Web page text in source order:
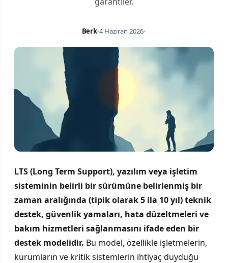
Berk•4 Haziran 2026•
LTS (Long Term Support), yazılım veya işletim
sisteminin belirli bir sürümüne belirlenmiş bir
zaman aralığında (tipik olarak 5 ila 10 yıl) teknik
destek, güvenlik yamaları, hata düzeltmeleri ve
bakım hizmetleri sağlanmasını ifade eden bir
destek modelidir. Bu model, özellikle işletmelerin,
kurumların ve kritik sistemlerin ihtiyaç duyduğu